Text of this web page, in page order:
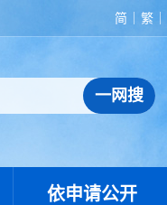
简 繁
依申请公开